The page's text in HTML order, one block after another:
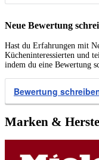
Neue Bewertung
Hast du Erfahrungen mit
Kücheninteressierten und
indem du eine Bewertung
Bewertung
Marken &